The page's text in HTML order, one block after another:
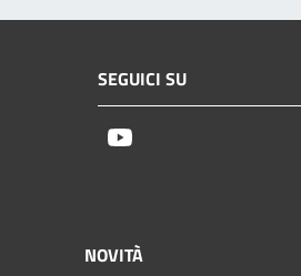
SEGUICI SU
NOVITÀ